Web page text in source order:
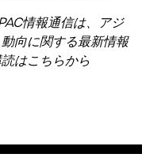
情報通信は、アジ
向に関する最新情報
はこちらから